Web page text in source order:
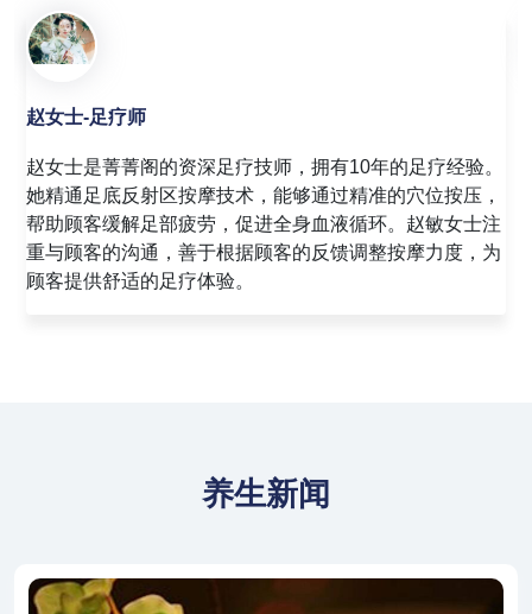
吴女士-美容师
吴女士是菁菁阁的资深美容师，拥有8年的美容护理经
验。她精通面部护理、美甲、美睫等多种美容服务，擅长
根据顾客的肤质和需求，提供个性化的美容方案。吴丽女
士注重细节，致力于为顾客打造自然、健康、美丽的肌
肤。
养生新闻